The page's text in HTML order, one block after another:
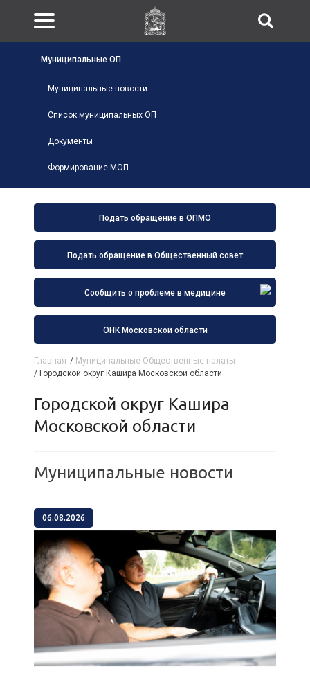
Подать обращение в ОПМО
Подать обращение в Общественный совет
Сообщить о проблеме в медицине
ОНК Московской области
Муниципальные ОП
Муниципальные новости
Список муниципальных ОП
Документы
Формирование МОП
Главная / Муниципальные Общественные палаты
/ Городской округ Кашира Московской области
Городской округ Кашира
Московской области
Муниципальные новости
06.08.2026